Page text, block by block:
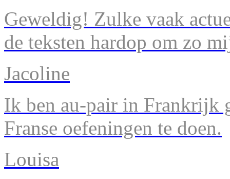
Geweldig! Zulke vaak
de teksten hardop om zo
Jacoline
Ik ben au-pair in Frankrijk
Franse oefeningen te doen.
Louisa